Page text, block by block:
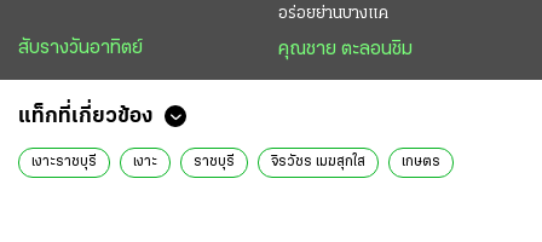
สับรางวันอาทิตย์
อร่อยย่านบางแค
คุณชาย ตะลอนชิม
แท็กที่เกี่ยวข้อง
เงาะราชบุรี เงาะ ราชบุรี จิรวัชร เมฆสุกใส เกษตร